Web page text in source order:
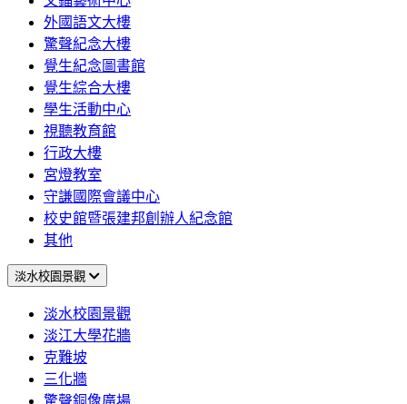
外國語文大樓
驚聲紀念大樓
覺生紀念圖書館
覺生綜合大樓
學生活動中心
視聽教育館
行政大樓
宮燈教室
守謙國際會議中心
校史館暨張建邦創辦人紀念館
其他
淡水校園景觀
淡水校園景觀
淡江大學花牆
克難坡
三化牆
驚聲銅像廣場